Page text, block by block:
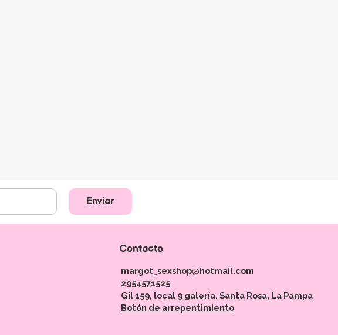
Enviar
Contacto
margot_sexshop@hotmail.com
2954571525
Gil 159, local 9 galería. Santa Rosa, La Pampa
Botón de arrepentimiento